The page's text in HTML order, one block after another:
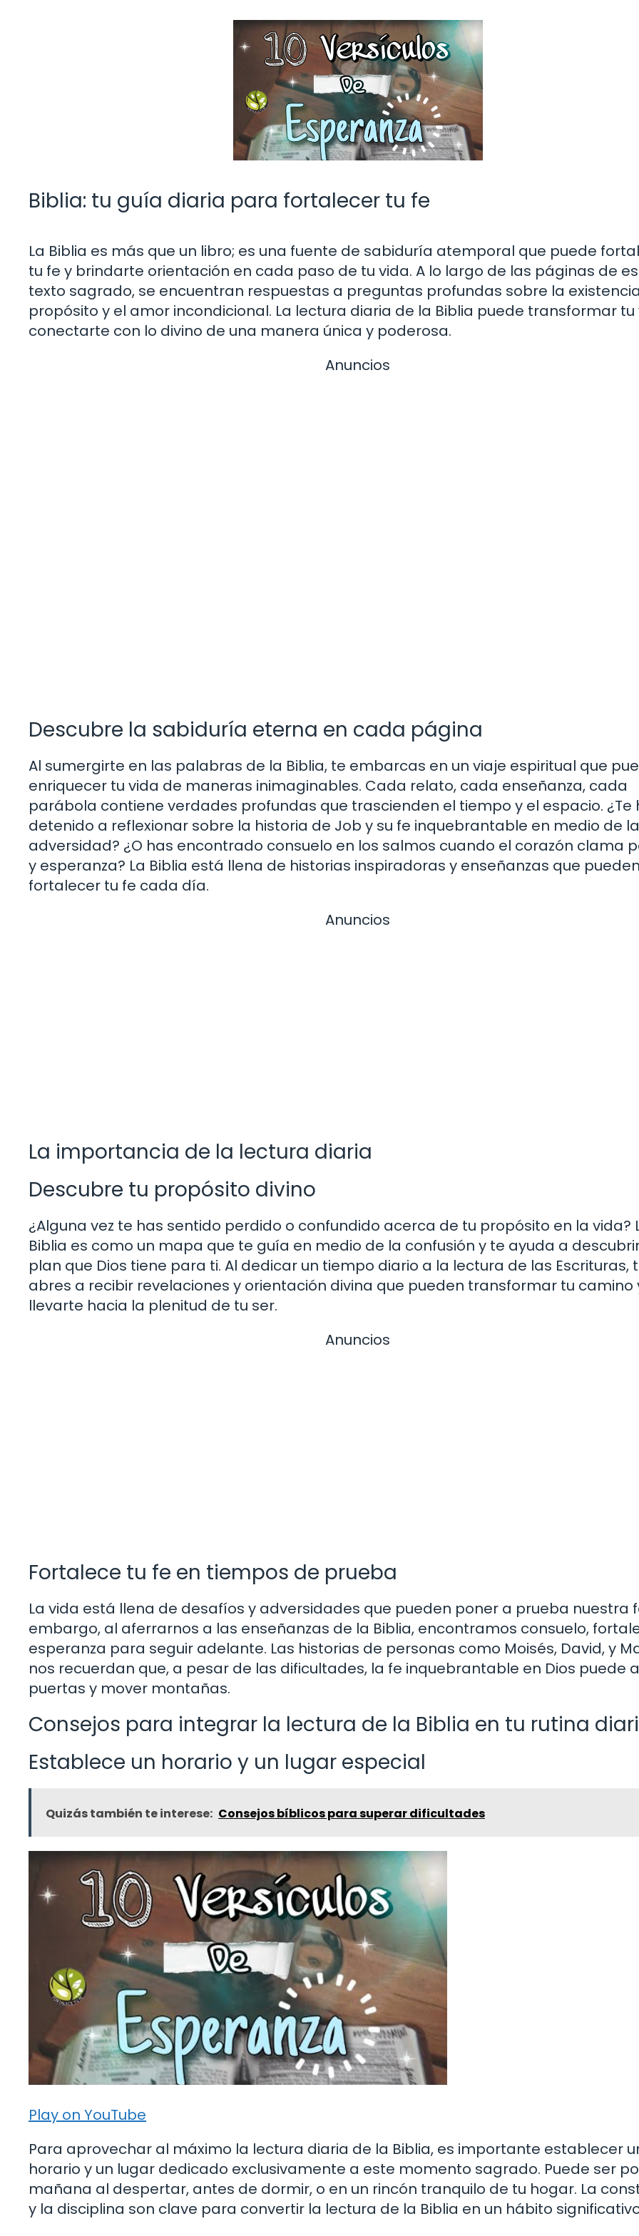
Biblia: tu guía diaria para fortalecer tu fe
La Biblia es más que un libro; es una fuente de sabiduría atemporal que puede
tu fe y brindarte orientación en cada paso de tu vida. A lo largo de las páginas de
texto sagrado, se encuentran respuestas a preguntas profundas sobre la
propósito y el amor incondicional. La lectura diaria de la Biblia puede transformar tu
conectarte con lo divino de una manera única y poderosa.
Anuncios
Descubre la sabiduría eterna en cada página
Al sumergirte en las palabras de la Biblia, te embarcas en un viaje espiritual que
enriquecer tu vida de maneras inimaginables. Cada relato, cada enseñanza, cada
parábola contiene verdades profundas que trascienden el tiempo y el espacio. ¿Te
detenido a reflexionar sobre la historia de Job y su fe inquebrantable en medio de la
adversidad? ¿O has encontrado consuelo en los salmos cuando el corazón clama
y esperanza? La Biblia está llena de historias inspiradoras y enseñanzas que
fortalecer tu fe cada día.
Anuncios
La importancia de la lectura diaria
Descubre tu propósito divino
¿Alguna vez te has sentido perdido o confundido acerca de tu propósito en la vida?
Biblia es como un mapa que te guía en medio de la confusión y te ayuda a
plan que Dios tiene para ti. Al dedicar un tiempo diario a la lectura de las Escrituras,
abres a recibir revelaciones y orientación divina que pueden transformar tu camino
llevarte hacia la plenitud de tu ser.
Anuncios
Fortalece tu fe en tiempos de prueba
La vida está llena de desafíos y adversidades que pueden poner a prueba nuestra
embargo, al aferrarnos a las enseñanzas de la Biblia, encontramos consuelo,
esperanza para seguir adelante. Las historias de personas como Moisés, David, y
nos recuerdan que, a pesar de las dificultades, la fe inquebrantable en Dios puede
puertas y mover montañas.
Consejos para integrar la lectura de la Biblia en tu rutina
Establece un horario y un lugar especial
Quizás también te interese: Consejos bíblicos para superar dificultades
Play on YouTube
Para aprovechar al máximo la lectura diaria de la Biblia, es importante establecer
horario y un lugar dedicado exclusivamente a este momento sagrado. Puede ser
mañana al despertar, antes de dormir, o en un rincón tranquilo de tu hogar. La
y la disciplina son clave para convertir la lectura de la Biblia en un hábito